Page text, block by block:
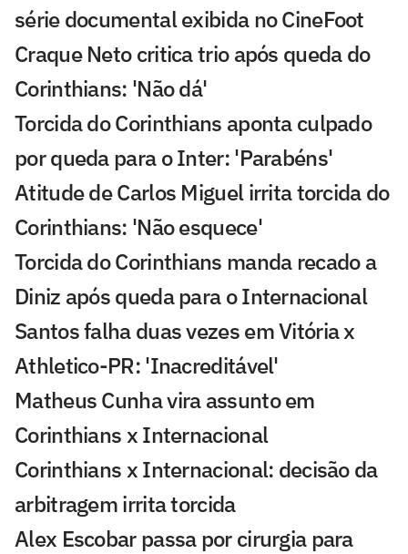
série documental exibida no CineFoot
Craque Neto critica trio após queda do
Corinthians: 'Não dá'
Torcida do Corinthians aponta culpado
por queda para o Inter: 'Parabéns'
Atitude de Carlos Miguel irrita torcida do
Corinthians: 'Não esquece'
Torcida do Corinthians manda recado a
Diniz após queda para o Internacional
Santos falha duas vezes em Vitória x
Athletico-PR: 'Inacreditável'
Matheus Cunha vira assunto em
Corinthians x Internacional
Corinthians x Internacional: decisão da
arbitragem irrita torcida
Alex Escobar passa por cirurgia para